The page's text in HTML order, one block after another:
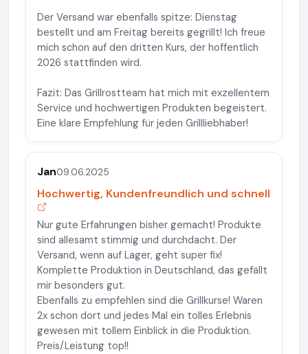
Der Versand war ebenfalls spitze: Dienstag
bestellt und am Freitag bereits gegrillt! Ich freue
mich schon auf den dritten Kurs, der hoffentlich
2026 stattfinden wird.
Fazit: Das Grillrostteam hat mich mit exzellentem
Service und hochwertigen Produkten begeistert.
Eine klare Empfehlung für jeden Grillliebhaber!
Jan09.06.2025
Hochwertig, Kundenfreundlich und schnell
Nur gute Erfahrungen bisher gemacht! Produkte
sind allesamt stimmig und durchdacht. Der
Versand, wenn auf Lager, geht super fix!
Komplette Produktion in Deutschland, das gefällt
mir besonders gut.
Ebenfalls zu empfehlen sind die Grillkurse! Waren
2x schon dort und jedes Mal ein tolles Erlebnis
gewesen mit tollem Einblick in die Produktion.
Preis/Leistung top!!